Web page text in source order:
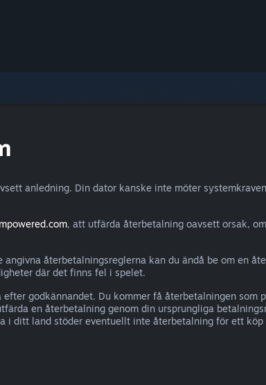
anledning. Din dator kanske inte möter
, att utfärda återbetalning oavsett orsak,
återbetalningsreglerna kan du ändå be om en
där det finns fel i spelet.
godkännandet. Du kommer få återbetalningen som
en återbetalning genom din ursprungliga
i ditt land stöder eventuellt inte återbetalning för ett